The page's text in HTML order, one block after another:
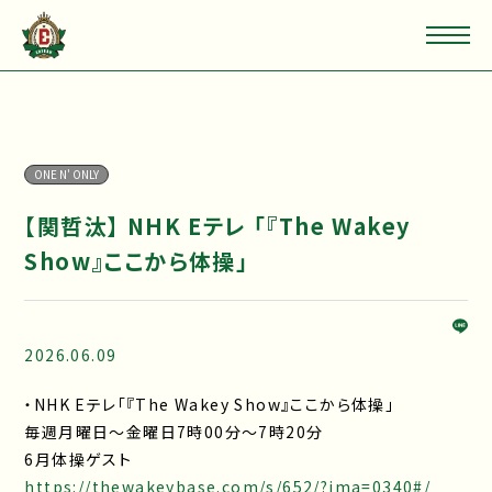
ONE N' ONLY
【関哲汰】 NHK Eテレ 「『The Wakey
Show』ここから体操」
2026.06.09
・NHK Eテレ「『The Wakey Show』ここから体操」
毎週月曜日～金曜日7時00分～7時20分
6月体操ゲスト
https://thewakeybase.com/s/652/?ima=0340#/